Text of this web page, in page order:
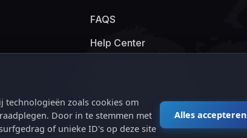
FAQS
Help Center
Privacybeleid
technologieën zoals cookies om
Door in te stemmen met
of unieke ID's op deze site
Alles accepteren